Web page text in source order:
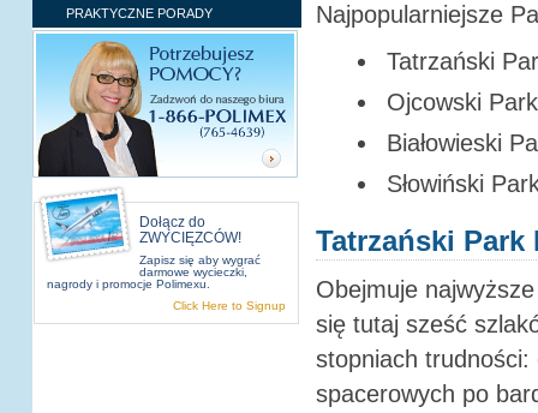
PRAKTYCZNE PORADY
Dołącz do
ZWYCIĘZCÓW!
Zapisz się aby wygrać
darmowe wycieczki,
nagrody i promocje Polimexu.
Click Here to Signup
Najpopularniejsze
Tatrzański
Ojcowski
Białowieski
Słowiński
Tatrzański Park
Obejmuje
się tutaj sześć
stopniach
spacerowych po